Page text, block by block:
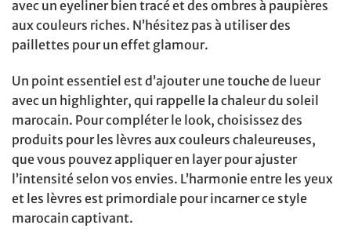
avec un eyeliner bien tracé et des ombres à paupières
aux couleurs riches. N’hésitez pas à utiliser des
paillettes pour un effet glamour.
Un point essentiel est d’ajouter une touche de lueur
avec un highlighter, qui rappelle la chaleur du soleil
marocain. Pour compléter le look, choisissez des
produits pour les lèvres aux couleurs chaleureuses,
que vous pouvez appliquer en layer pour ajuster
l’intensité selon vos envies. L’harmonie entre les yeux
et les lèvres est primordiale pour incarner ce style
marocain captivant.